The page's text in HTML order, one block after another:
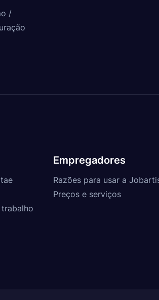
/
Empregadores
Razões para usar a
Preços e serviços